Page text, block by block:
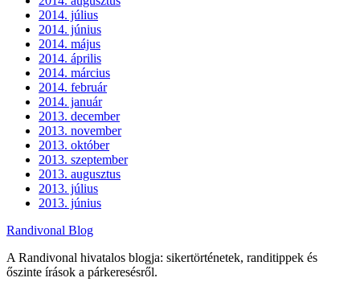
2014. július
2014. június
2014. május
2014. április
2014. március
2014. február
2014. január
2013. december
2013. november
2013. október
2013. szeptember
2013. augusztus
2013. július
2013. június
Randivonal Blog
A Randivonal hivatalos blogja: sikertörténetek, randitippek és
őszinte írások a párkeresésről.